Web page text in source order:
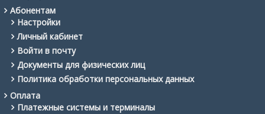
Абонентам
Настройки
Личный кабинет
Войти в почту
Документы для физических лиц
Политика обработки персональных данных
Оплата
Платежные системы и терминалы